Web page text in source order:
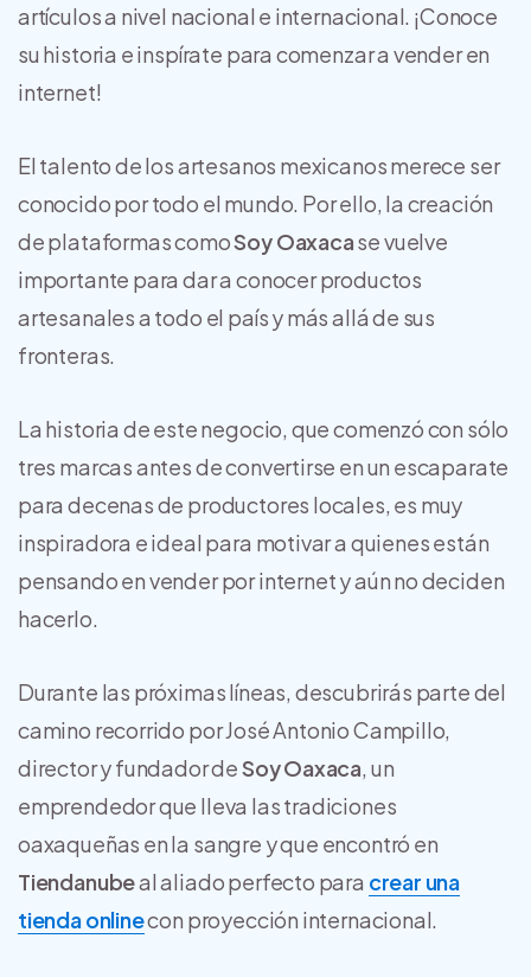
artículos a nivel nacional e internacional. ¡Conoce
su historia e inspírate para comenzar a vender en
internet!
El talento de los artesanos mexicanos merece ser
conocido por todo el mundo. Por ello, la creación
de plataformas comoSoy Oaxacase vuelve
importante para dar a conocer productos
artesanales a todo el país y más allá de sus
fronteras.
La historia de este negocio, que comenzó con sólo
tres marcas antes de convertirse en un escaparate
para decenas de productores locales, es muy
inspiradora e ideal para motivar a quienes están
pensando en vender por internet y aún no deciden
hacerlo.
Durante las próximas líneas, descubrirás parte del
camino recorrido por José Antonio Campillo,
director y fundador deSoy Oaxaca , un
emprendedor que lleva las tradiciones
oaxaqueñas en la sangre y que encontró en
Tiendanubeal aliado perfecto para crear una
tienda onlinecon proyección internacional.